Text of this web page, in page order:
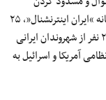
حساب برای ۶۳ نفر از مدیران، خبرنگاران و کارکنان رسانه “ایران اینترنشنال”، ۲۵
نفر از مدیران و خبرنگاران و کارکنان رسانه “منوتو” و ۲۵ نفر از شهروندان ایرانی
آمریکا و اسرائیل به